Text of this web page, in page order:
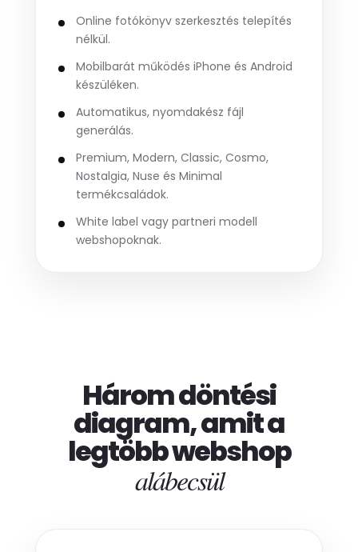
Online fotókönyv szerkesztés telepítés
nélkül.
Mobilbarát működés iPhone és Android
készüléken.
Automatikus, nyomdakész fájl
generálás.
Premium, Modern, Classic, Cosmo,
Nostalgia, Nuse és Minimal
termékcsaládok.
White label vagy partneri modell
webshopoknak.
Három döntési
diagram, amit a
legtöbb webshop
alábecsül